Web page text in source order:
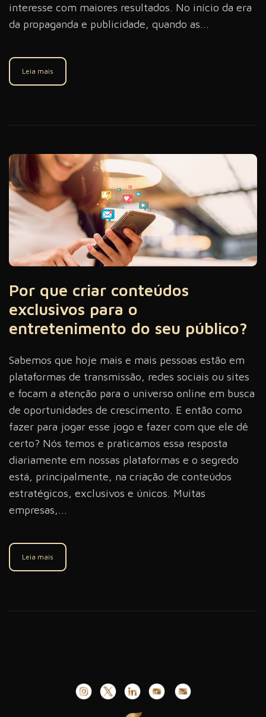
interesse com maiores resultados. No início da era
da propaganda e publicidade, quando as...
Leia mais
Por que criar conteúdos
exclusivos para o
entretenimento do seu público?
Sabemos que hoje mais e mais pessoas estão em
plataformas de transmissão, redes sociais ou sites
e focam a atenção para o universo online em busca
de oportunidades de crescimento. E então como
fazer para jogar esse jogo e fazer com que ele dê
certo? Nós temos e praticamos essa resposta
diariamente em nossas plataformas e o segredo
está, principalmente, na criação de conteúdos
estratégicos, exclusivos e únicos. Muitas
empresas,...
Leia mais